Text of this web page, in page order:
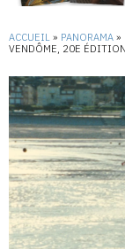
ACCUEIL » PANORAMA »
VENDÔME, 20E ÉDITION